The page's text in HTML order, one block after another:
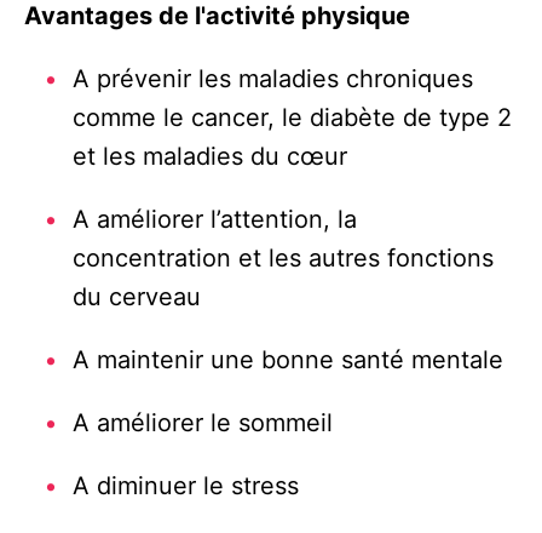
Avantages de l'activité physique
A prévenir les maladies chroniques
comme le cancer, le diabète de type 2
et les maladies du cœur
A améliorer l’attention, la
concentration et les autres fonctions
du cerveau
A maintenir une bonne santé mentale
A améliorer le sommeil
A diminuer le stress